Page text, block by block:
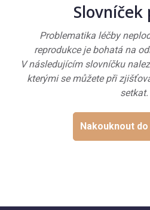
Slovníček
Problematika léčby
reprodukce je bohatá na
V následujícím slovníčku
kterými se můžete při
setkat.
Nakouknout